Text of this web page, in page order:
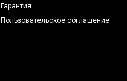
Гарантия
Пользовательское соглашение